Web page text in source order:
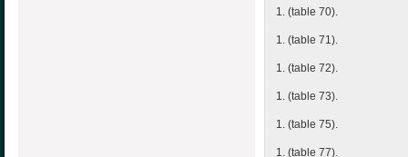
1. (table 70).
1. (table 71).
1. (table 72).
1. (table 73).
1. (table 75).
1. (table 77).